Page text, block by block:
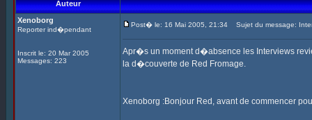
Auteur
Xenoborg
Reporter ind�pendant
Inscrit le: 20 Mar 2005
Messages: 223
Post� le: 16 Mai 2005, 21:34 Sujet du message:
Apr�s un moment d�absence les Interviews
la d�couverte de Red Fromage.
Xenoborg :Bonjour Red, avant de commencer